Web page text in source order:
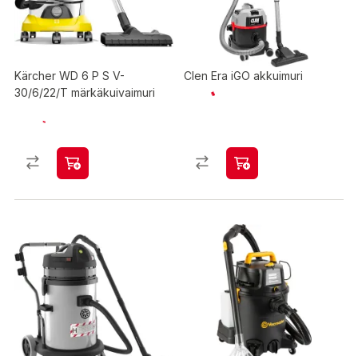
Kärcher WD 6 P S V-
30/6/22/T märkäkuivaimuri
Clen Era iGO akkuimuri